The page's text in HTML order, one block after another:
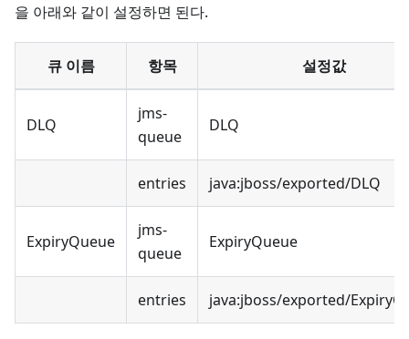
을 아래와 같이 설정하면 된다.
큐 이름 항목 설정값
DLQ
jms-
queue
DLQ
entries java:jboss/exported/DLQ
ExpiryQueue
jms-
queue
ExpiryQueue
entries java:jboss/exported/